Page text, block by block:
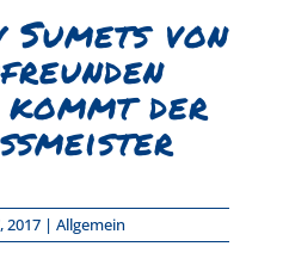
von
der
2017| Allgemein